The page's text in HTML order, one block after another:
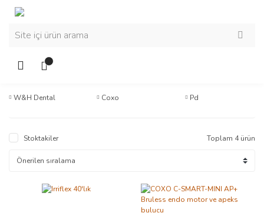
W&H Dental Coxo Pd
Stoktakiler Toplam 4 ürün